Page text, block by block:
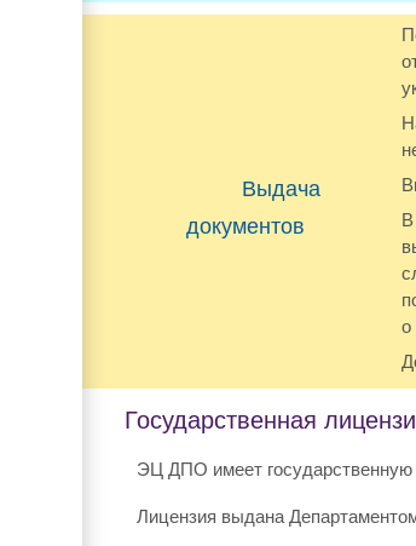
Выдача
документов
о
Государственная
ЭЦ ДПО имеет государственную
Лицензия выдана